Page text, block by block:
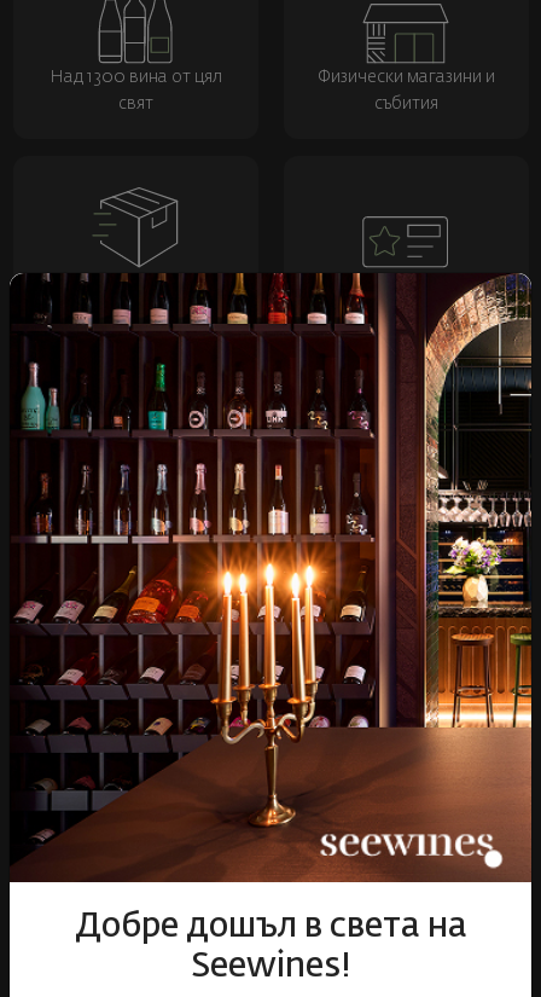
Добре дошъл в света на
Seewines!
Над 1300 вина от цял
свят
Физически магазини и
събития
Бърза доставка за
цялата страна
Лоялна програма и
отстъпки
Пазарувай
Спиртни
Подаръци
Събития
Mystery Box
Корпоративни клиенти
Бели вина Червени вина Розе Пенливи вина
Онлайн магазин
Условия за ползване
Политика за бисквитки
Политика за поверителност